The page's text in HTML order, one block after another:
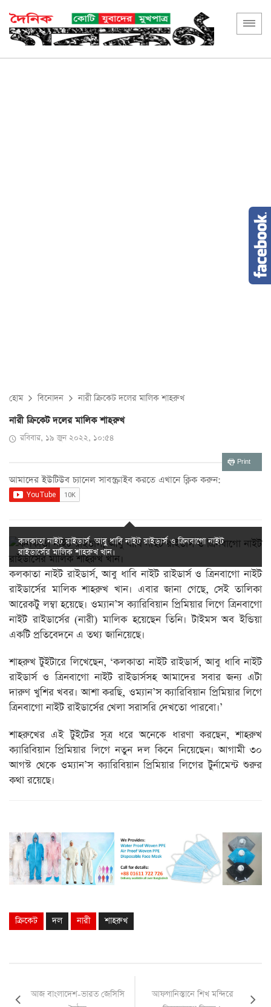
হোম বিনোদন নারী ক্রিকেট দলের মালিক শাহরুখ
নারী ক্রিকেট দলের মালিক শাহরুখ
রবিবার, ১৯ জুন ২০২২, ১০:৫৪
Print
আমাদের ইউটিউব চ্যানেল সাবস্ক্রাইব করতে এখানে ক্লিক করুন:
কলকাতা নাইট রাইডার্স, আবু ধাবি নাইট রাইডার্স ও ত্রিনবাগো নাইট
রাইডার্সের মালিক শাহরুখ খান।
কলকাতা নাইট রাইডার্স, আবু ধাবি নাইট রাইডার্স ও ত্রিনবাগো নাইট
রাইডার্সের মালিক শাহরুখ খান। এবার জানা গেছে, সেই তালিকা
আরেকটু লম্বা হয়েছে। ওম্যান’স ক্যারিবিয়ান প্রিমিয়ার লিগে ত্রিনবাগো
নাইট রাইডার্সের (নারী) মালিক হয়েছেন তিনি। টাইমস অব ইন্ডিয়া
একটি প্রতিবেদনে এ তথ্য জানিয়েছে।
শাহরুখ টুইটারে লিখেছেন, ‌‘কলকাতা নাইট রাইডার্স, আবু ধাবি নাইট
রাইডার্স ও ত্রিনবাগো নাইট রাইডার্সসহ আমাদের সবার জন্য এটা
দারুণ খুশির খবর। আশা করছি, ওম্যান’স ক্যারিবিয়ান প্রিমিয়ার লিগে
ত্রিনবাগো নাইট রাইডার্সের খেলা সরাসরি দেখতো পারবো।’
শাহরুখের এই টুইটের সূত্র ধরে অনেকে ধারণা করছেন, শাহরুখ
ক্যারিবিয়ান প্রিমিয়ার লিগে নতুন দল কিনে নিয়েছেন। আগামী ৩০
আগস্ট থেকে ওম্যান’স ক্যারিবিয়ান প্রিমিয়ার লিগের টুর্নামেন্ট শুরুর
কথা রয়েছে।
ক্রিকেট দল নারী শাহরুখ
আজ বাংলাদেশ-ভারত জেসিসি
আফগানিস্তানে শিখ মন্দিরে